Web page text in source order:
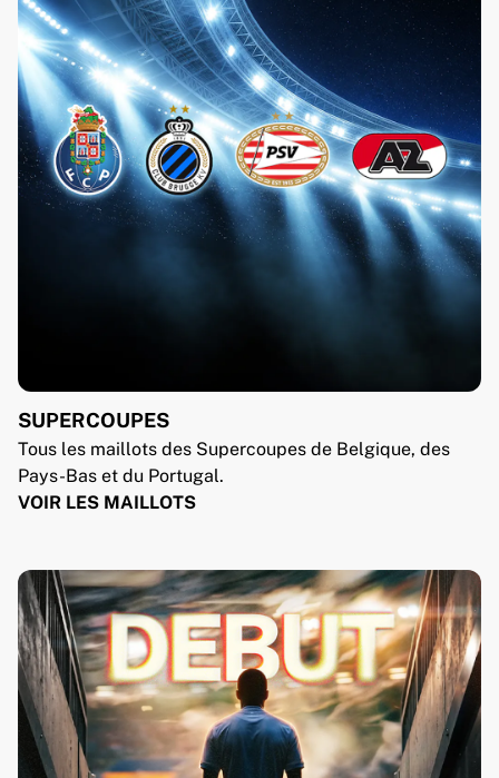
SUPERCOUPES
Tous les maillots des Supercoupes de Belgique, des
Pays-Bas et du Portugal.
VOIR LES MAILLOTS